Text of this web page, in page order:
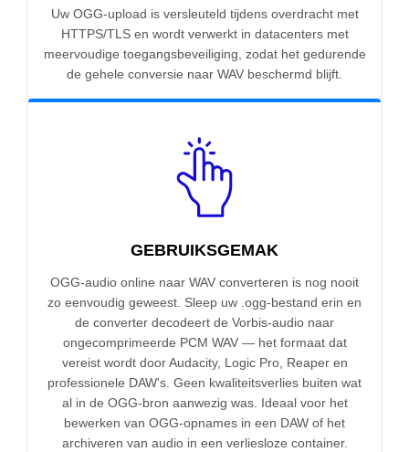
Uw OGG-upload is versleuteld tijdens overdracht met
HTTPS/TLS en wordt verwerkt in datacenters met
meervoudige toegangsbeveiliging, zodat het gedurende
de gehele conversie naar WAV beschermd blijft.
GEBRUIKSGEMAK
OGG-audio online naar WAV converteren is nog nooit
zo eenvoudig geweest. Sleep uw .ogg-bestand erin en
de converter decodeert de Vorbis-audio naar
ongecomprimeerde PCM WAV — het formaat dat
vereist wordt door Audacity, Logic Pro, Reaper en
professionele DAW's. Geen kwaliteitsverlies buiten wat
al in de OGG-bron aanwezig was. Ideaal voor het
bewerken van OGG-opnames in een DAW of het
archiveren van audio in een verliesloze container.